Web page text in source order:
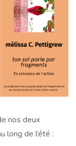
nos deux
long de l’été :